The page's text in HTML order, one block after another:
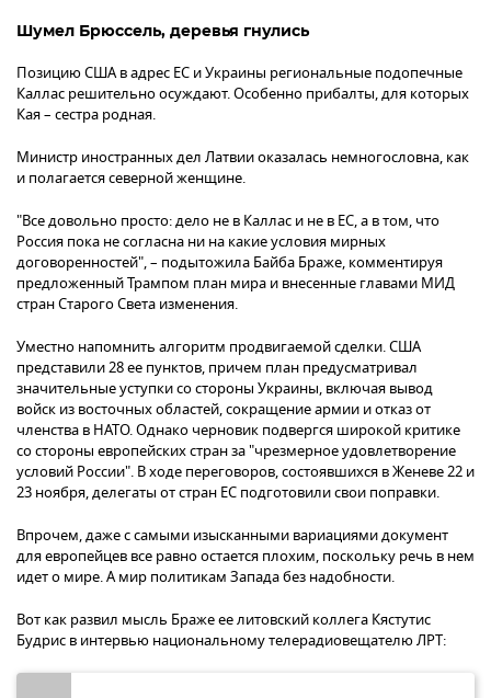
Шумел Брюссель, деревья гнулись
Позицию США в адрес ЕС и Украины региональные подопечные
Каллас решительно осуждают. Особенно прибалты, для которых
Кая – сестра родная.
Министр иностранных дел Латвии оказалась немногословна, как
и полагается северной женщине.
"Все довольно просто: дело не в Каллас и не в ЕС, а в том, что
Россия пока не согласна ни на какие условия мирных
договоренностей", – подытожила Байба Браже, комментируя
предложенный Трампом план мира и внесенные главами МИД
стран Старого Света изменения.
Уместно напомнить алгоритм продвигаемой сделки. США
представили 28 ее пунктов, причем план предусматривал
значительные уступки со стороны Украины, включая вывод
войск из восточных областей, сокращение армии и отказ от
членства в НАТО. Однако черновик подвергся широкой критике
со стороны европейских стран за "чрезмерное удовлетворение
условий России". В ходе переговоров, состоявшихся в Женеве 22 и
23 ноября, делегаты от стран ЕС подготовили свои поправки.
Впрочем, даже с самыми изысканными вариациями документ
для европейцев все равно остается плохим, поскольку речь в нем
идет о мире. А мир политикам Запада без надобности.
Вот как развил мысль Браже ее литовский коллега Кястутис
Будрис в интервью национальному телерадиовещателю ЛРТ: